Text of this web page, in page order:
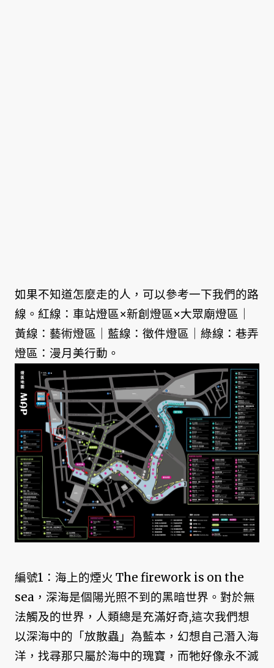
如果不知道怎麼走的人，可以參考一下我們的路
線。紅線：車站燈區×新創燈區×大眾廟燈區｜
黃線：藝術燈區｜藍線：徵件燈區｜綠線：巷弄
燈區：漫月美行動。
編號1：海上的煙火 The firework is on the
sea，深海是個陽光照不到的黑暗世界。對於無
法觸及的世界，人類總是充滿好奇,這次我們想
以深海中的「放散蟲」為藍本，幻想自己潛入海
洋，找尋那只屬於海中的瑰寶，而牠好像永不滅